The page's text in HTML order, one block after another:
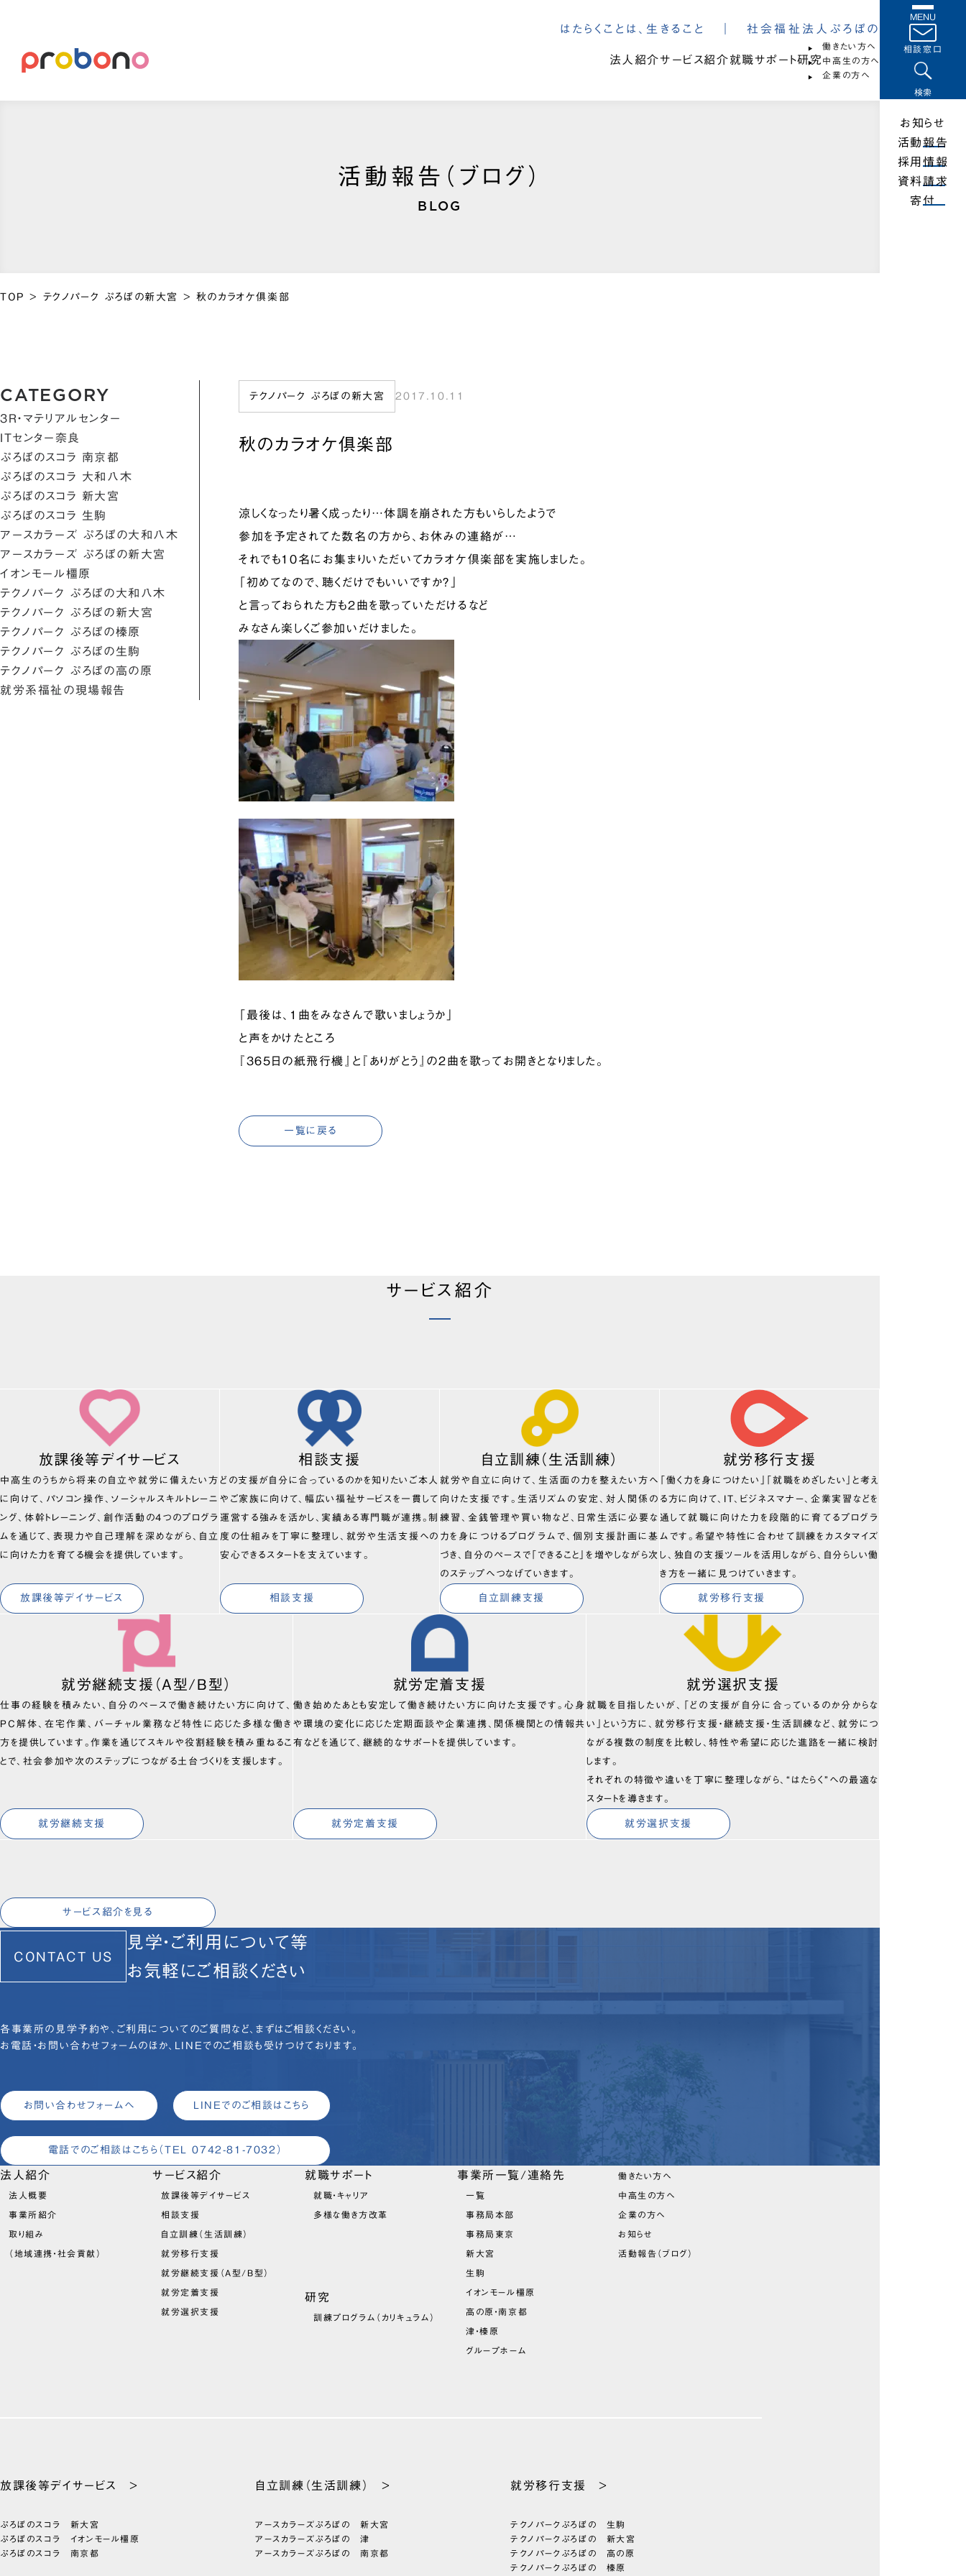
はたらくことは、生きること ｜ 社会福祉法人ぷろぼの
法人紹介サービス紹介就職サポート研究
働きたい方へ
中高生の方へ
企業の方へ
活動報告（ブログ）
BLOG
TOP > テクノパーク ぷろぼの新大宮 > 秋のカラオケ俱楽部
CATEGORY
3R・マテリアルセンター
ITセンター奈良
ぷろぼのスコラ 南京都
ぷろぼのスコラ 大和八木
ぷろぼのスコラ 新大宮
ぷろぼのスコラ 生駒
アースカラーズ ぷろぼの大和八木
アースカラーズ ぷろぼの新大宮
イオンモール橿原
テクノパーク ぷろぼの大和八木
テクノパーク ぷろぼの新大宮
テクノパーク ぷろぼの榛原
テクノパーク ぷろぼの生駒
テクノパーク ぷろぼの高の原
就労系福祉の現場報告
テクノパーク ぷろぼの新大宮 2017.10.11
秋のカラオケ俱楽部
涼しくなったり暑く成ったり…体調を崩された方もいらしたようで
参加を予定されてた数名の方から、お休みの連絡が…
それでも10名にお集まりいただいてカラオケ倶楽部を実施しました。
「初めてなので、聴くだけでもいいですか？」
と言っておられた方も2曲を歌っていただけるなど
みなさん楽しくご参加いだけました。
「最後は、1曲をみなさんで歌いましょうか」
と声をかけたところ
『365日の紙飛行機』と『ありがとう』の2曲を歌ってお開きとなりました。
一覧に戻る
サービス紹介
放課後等デイサービス
中高生のうちから将来の自立や就労に備えたい方
に向けて、パソコン操作、ソーシャルスキルトレーニ
ング、体幹トレーニング、創作活動の4つのプログラ
ムを通じて、表現力や自己理解を深めながら、自立
に向けた力を育てる機会を提供しています。
放課後等デイサービス
相談支援
どの支援が自分に合っているのかを知りたいご本人
やご家族に向けて、幅広い福祉サービスを一貫して
運営する強みを活かし、実績ある専門職が連携。制
度の仕組みを丁寧に整理し、就労や生活支援への
安心できるスタートを支えています。
相談支援
自立訓練（生活訓練）
就労や自立に向けて、生活面の力を整えたい方へ
向けた支援です。生活リズムの安定、対人関係の
練習、金銭管理や買い物など、日常生活に必要な
力を身につけるプログラムで、個別支援計画に基
づき、自分のペースで「できること」を増やしながら次
のステップへつなげていきます。
自立訓練支援
就労移行支援
「働く力を身につけたい」「就職をめざしたい」と考え
る方に向けて、IT、ビジネスマナー、企業実習などを
通して就職に向けた力を段階的に育てるプログラ
ムです。希望や特性に合わせて訓練をカスタマイズ
し、独自の支援ツールを活用しながら、自分らしい働
き方を一緒に見つけていきます。
就労移行支援
就労継続支援（A型/B型）
仕事の経験を積みたい、自分のペースで働き続けたい方に向けて、
PC解体、在宅作業、バーチャル業務など特性に応じた多様な働き
方を提供しています。作業を通じてスキルや役割経験を積み重ねるこ
とで、社会参加や次のステップにつながる土台づくりを支援します。
就労継続支援
就労定着支援
働き始めたあとも安定して働き続けたい方に向けた支援です。心身
や環境の変化に応じた定期面談や企業連携、関係機関との情報共
有などを通じて、継続的なサポートを提供しています。
就労定着支援
就労選択支援
就職を目指したいが、「どの支援が自分に合っているのか分からな
い」という方に、就労移行支援・継続支援・生活訓練など、就労につ
ながる複数の制度を比較し、特性や希望に応じた進路を一緒に検討
します。
それぞれの特徴や違いを丁寧に整理しながら、“はたらく”への最適な
スタートを導きます。
就労選択支援
サービス紹介を見る
CONTACT US
見学・ご利用について等
お気軽にご相談ください
各事業所の見学予約や、ご利用についてのご質問など、まずはご相談ください。
お電話・お問い合わせフォームのほか、LINEでのご相談も受けつけております。
お問い合わせフォームへ LINEでのご相談はこちら
電話でのご相談はこちら （TEL 0742-81-7032）
MENU
相談窓口
検索
お知らせ
活動報告
採用情報
資料請求
寄付
法人紹介
法人概要
事業所紹介
取り組み
（地域連携・社会貢献）
サービス紹介
放課後等デイサービス
相談支援
自立訓練（生活訓練）
就労移行支援
就労継続支援（A型/B型）
就労定着支援
就労選択支援
就職サポート
就職・キャリア
多様な働き方改革
研究
訓練プログラム （カリキュラム）
事業所一覧/連絡先
一覧
事務局本部
事務局東京
新大宮
生駒
イオンモール橿原
高の原・南京都
津・榛原
グループホーム
働きたい方へ
中高生の方へ
企業の方へ
お知らせ
活動報告（ブログ）
放課後等デイサービス >
ぷろぼのスコラ 新大宮
ぷろぼのスコラ イオンモール橿原
ぷろぼのスコラ 南京都
自立訓練 （生活訓練） >
アースカラーズぷろぼの 新大宮
アースカラーズぷろぼの 津
アースカラーズぷろぼの 南京都
就労移行支援 >
テクノパーク ぷろぼの 生駒
テクノパーク ぷろぼの 新大宮
テクノパーク ぷろぼの 高の原
テクノパーク ぷろぼの 榛原